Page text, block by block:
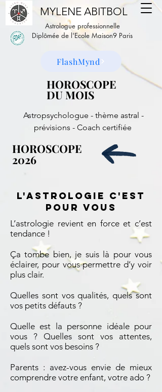
MYLENE ABITBOL
Astrologue professionnelle
Diplômée de l'Ecole Maison9 Paris
FlashMynd
HOROSCOPE
DU MOIS
HOROSCOPE
DU MOIS
Astropsychologue - thème astral -
prévisions - Coach certifiée
HOROSCOPE
2026
HOROSCOPE
2026
l'ASTROLOGIe c'EST
POUR VOUS
L’astrologie revient en force et c’est
tendance !
Ça tombe bien, je suis là pour vous
éclairer, pour vous permettre d’y voir
plus clair.
Quelles sont vos qualités, quels sont
vos petits défauts ?
Quelle est la personne idéale pour
vous ? Quelles sont vos attentes,
quels sont vos besoins ?
Parents : avez-vous envie de mieux
comprendre votre enfant, votre ado ?